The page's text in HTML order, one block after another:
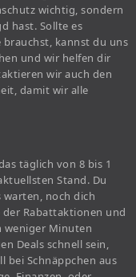
wichtig, sondern
hast. Sollte es
brauchst, kannst du uns
und wir helfen dir
wir auch den
damit wir alle
täglich von 8 bis 1
Stand. Du
warten, noch dich
der Rabattaktionen und
weniger Minuten
Deals schnell sein,
bei Schnäppchen aus